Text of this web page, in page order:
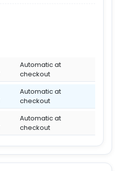
Automatic at
checkout
Automatic at
checkout
Automatic at
checkout